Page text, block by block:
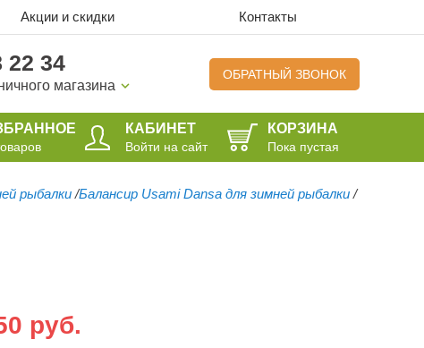
Акции и скидки Контакты
22 34
магазина
ОБРАТНЫЙ ЗВОНОК
КАБИНЕТ
Войти на сайт
КОРЗИНА
Пока пустая
рыбалки /Балансир Usami Dansa для зимней рыбалки /
руб.